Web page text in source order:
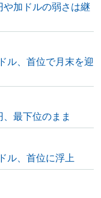
加ドルの弱さは継
ル、首位で月末を迎
最下位のまま
ル、首位に浮上